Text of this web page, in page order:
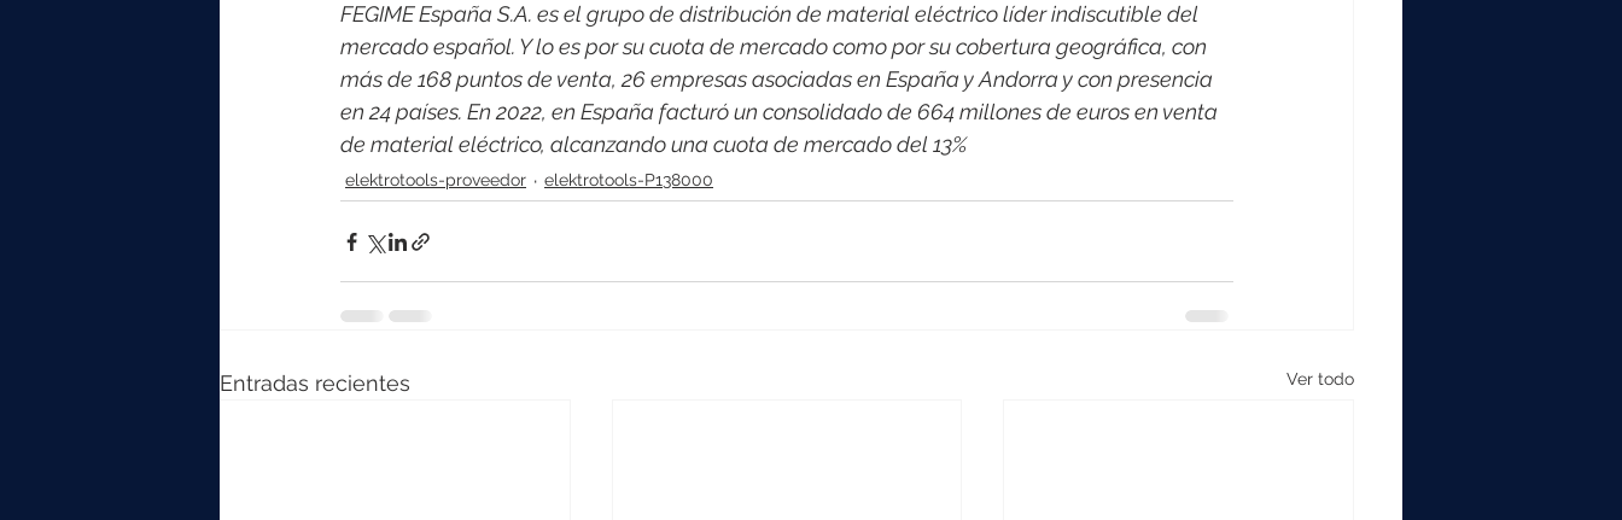
FEGIME España S.A. es el grupo de distribución de material eléctrico líder indiscutible del
mercado español. Y lo es por su cuota de mercado como por su cobertura geográfica, con
más de 168 puntos de venta, 26 empresas asociadas en España y Andorra y con presencia
en 24 países. En 2022, en España facturó un consolidado de 664 millones de euros en venta
de material eléctrico, alcanzando una cuota de mercado del 13%
elektrotools-proveedor elektrotools-P138000
Entradas recientes Ver todo